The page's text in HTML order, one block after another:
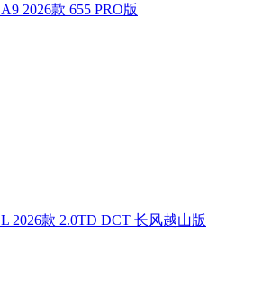
2026款 655 PRO版
2026款 2.0TD DCT 长风越山版